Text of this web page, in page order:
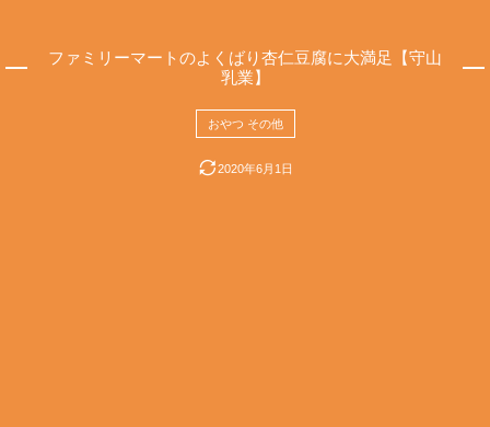
ファミリーマートのよくばり杏仁豆腐に大満足【守山
乳業】
おやつ その他
2020年6月1日